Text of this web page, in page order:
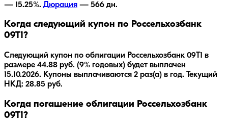
— 15.25%. Дюрация — 566 дн.
Когда следующий купон по Россельхозбанк
09Т1?
Следующий купон по облигации Россельхозбанк 09Т1 в
размере 44.88 руб. (9% годовых) будет выплачен
15.10.2026. Купоны выплачиваются 2 раз(а) в год. Текущий
НКД: 28.85 руб.
Когда погашение облигации Россельхозбанк
09Т1?